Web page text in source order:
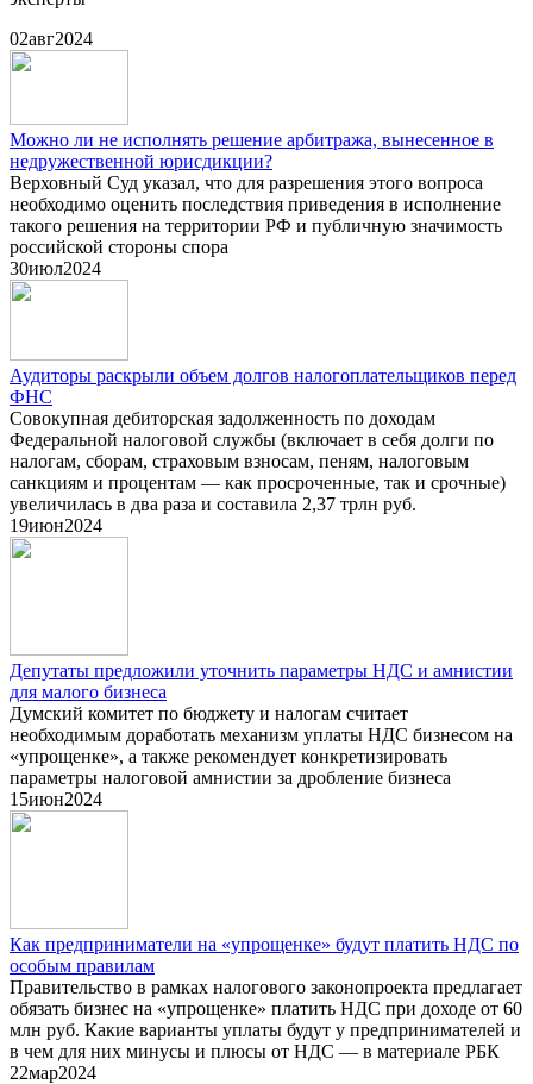
02авг2024
Можно ли не исполнять решение арбитража, вынесенное в
недружественной юрисдикции?
Верховный Суд указал, что для разрешения этого вопроса
необходимо оценить последствия приведения в исполнение
такого решения на территории РФ и публичную значимость
российской стороны спора
30июл2024
Аудиторы раскрыли объем долгов налогоплательщиков перед
ФНС
Совокупная дебиторская задолженность по доходам
Федеральной налоговой службы (включает в себя долги по
налогам, сборам, страховым взносам, пеням, налоговым
санкциям и процентам — как просроченные, так и срочные)
увеличилась в два раза и составила 2,37 трлн руб.
19июн2024
Депутаты предложили уточнить параметры НДС и амнистии
для малого бизнеса
Думский комитет по бюджету и налогам считает
необходимым доработать механизм уплаты НДС бизнесом на
«упрощенке», а также рекомендует конкретизировать
параметры налоговой амнистии за дробление бизнеса
15июн2024
Как предприниматели на «упрощенке» будут платить НДС по
особым правилам
Правительство в рамках налогового законопроекта предлагает
обязать бизнес на «упрощенке» платить НДС при доходе от 60
млн руб. Какие варианты уплаты будут у предпринимателей и
в чем для них минусы и плюсы от НДС — в материале РБК
22мар2024